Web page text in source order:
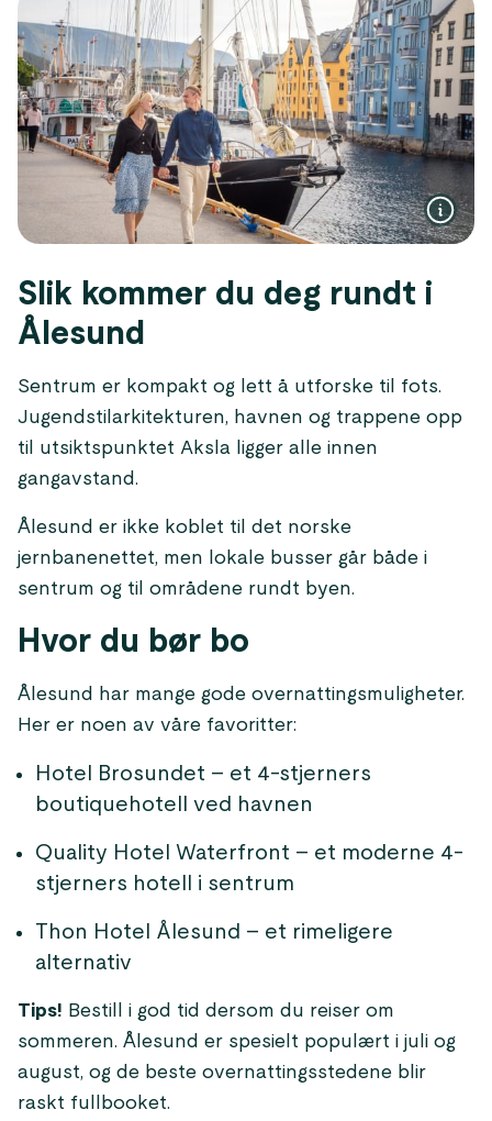
Slik kommer du deg rundt i
Ålesund
Sentrum er kompakt og lett å utforske til fots.
Jugendstilarkitekturen, havnen og trappene opp
til utsiktspunktet Aksla ligger alle innen
gangavstand.
Ålesund er ikke koblet til det norske
jernbanenettet, men lokale busser går både i
sentrum og til områdene rundt byen.
Hvor du bør bo
Ålesund har mange gode overnattingsmuligheter.
Her er noen av våre favoritter:
Hotel Brosundet – et 4-stjerners
boutiquehotell ved havnen
Quality Hotel Waterfront – et moderne 4-
stjerners hotell i sentrum
Thon Hotel Ålesund – et rimeligere
alternativ
Tips! Bestill i god tid dersom du reiser om
sommeren. Ålesund er spesielt populært i juli og
august, og de beste overnattingsstedene blir
raskt fullbooket.